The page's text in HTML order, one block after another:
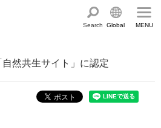
Search Global MENU
然共生サイト」に認定